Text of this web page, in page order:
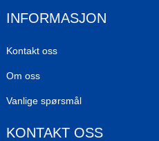
INFORMASJON
Kontakt oss
Om oss
Vanlige spørsmål
KONTAKT OSS